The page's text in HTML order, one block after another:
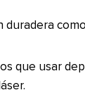
duradera
que usar